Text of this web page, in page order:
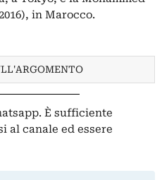
in Marocco.
È sufficiente
al canale ed essere